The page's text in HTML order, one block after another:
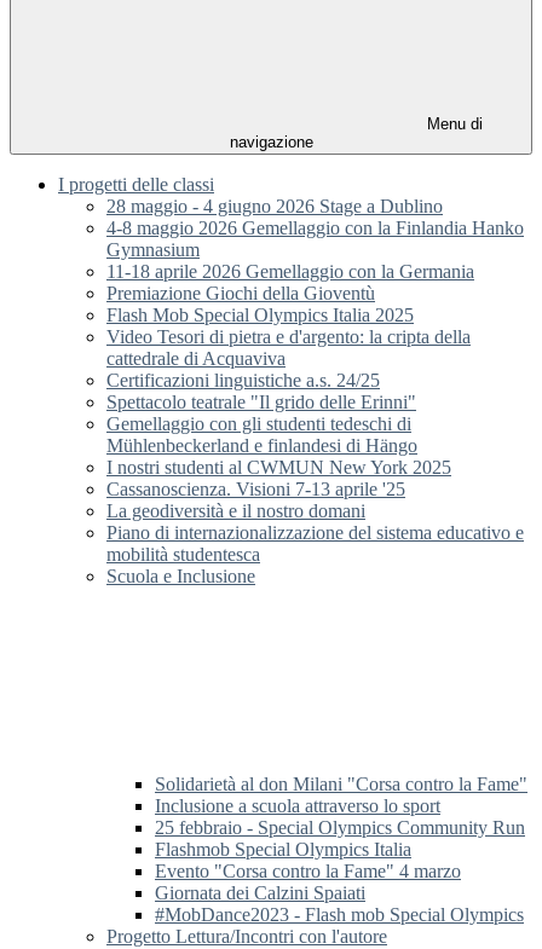
Menu di
navigazione
I progetti delle classi
28 maggio - 4 giugno 2026 Stage a Dublino
4-8 maggio 2026 Gemellaggio con la Finlandia Hanko
Gymnasium
11-18 aprile 2026 Gemellaggio con la Germania
Premiazione Giochi della Gioventù
Flash Mob Special Olympics Italia 2025
Video Tesori di pietra e d'argento: la cripta della
cattedrale di Acquaviva
Certificazioni linguistiche a.s. 24/25
Spettacolo teatrale "Il grido delle Erinni"
Gemellaggio con gli studenti tedeschi di
Mühlenbeckerland e finlandesi di Hängo
I nostri studenti al CWMUN New York 2025
Cassanoscienza. Visioni 7-13 aprile '25
La geodiversità e il nostro domani
Piano di internazionalizzazione del sistema educativo e
mobilità studentesca
Scuola e Inclusione
Solidarietà al don Milani "Corsa contro la Fame"
Inclusione a scuola attraverso lo sport
25 febbraio - Special Olympics Community Run
Flashmob Special Olympics Italia
Evento "Corsa contro la Fame" 4 marzo
Giornata dei Calzini Spaiati
#MobDance2023 - Flash mob Special Olympics
Progetto Lettura/Incontri con l'autore